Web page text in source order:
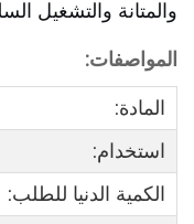
والمتانة والتشغيل
المواصفات:
المادة:
استخدام:
الكمية الدنيا للطلب: